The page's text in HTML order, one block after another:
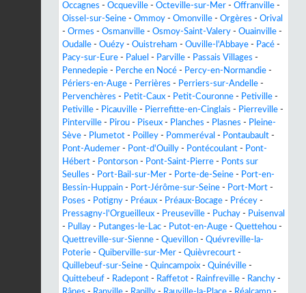
Occagnes - Ocqueville - Octeville-sur-Mer - Offranville -
Oissel-sur-Seine - Ommoy - Omonville - Orgères - Orival
- Ormes - Osmanville - Osmoy-Saint-Valery - Ouainville -
Oudalle - Ouézy - Ouistreham - Ouville-l'Abbaye - Pacé -
Pacy-sur-Eure - Paluel - Parville - Passais Villages -
Pennedepie - Perche en Nocé - Percy-en-Normandie -
Périers-en-Auge - Perrières - Perriers-sur-Andelle -
Pervenchères - Petit-Caux - Petit-Couronne - Petiville -
Petiville - Picauville - Pierrefitte-en-Cinglais - Pierreville -
Pinterville - Pirou - Piseux - Planches - Plasnes - Pleine-
Sève - Plumetot - Poilley - Pommeréval - Pontaubault -
Pont-Audemer - Pont-d'Ouilly - Pontécoulant - Pont-
Hébert - Pontorson - Pont-Saint-Pierre - Ponts sur
Seulles - Port-Bail-sur-Mer - Porte-de-Seine - Port-en-
Bessin-Huppain - Port-Jérôme-sur-Seine - Port-Mort -
Poses - Potigny - Préaux - Préaux-Bocage - Précey -
Pressagny-l'Orgueilleux - Preuseville - Puchay - Puisenval
- Pullay - Putanges-le-Lac - Putot-en-Auge - Quettehou -
Quettreville-sur-Sienne - Quevillon - Quévreville-la-
Poterie - Quiberville-sur-Mer - Quièvrecourt -
Quillebeuf-sur-Seine - Quincampoix - Quinéville -
Quittebeuf - Radepont - Raffetot - Rainfreville - Ranchy -